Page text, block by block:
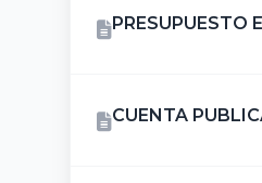
PRESUPUESTO
CUENTA